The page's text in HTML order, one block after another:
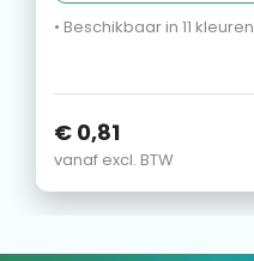
• Beschikbaar in 11 kleuren
€ 0,81
vanaf excl. BTW